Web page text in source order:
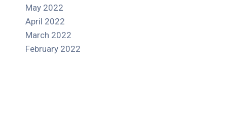
May 2022
April 2022
March 2022
February 2022